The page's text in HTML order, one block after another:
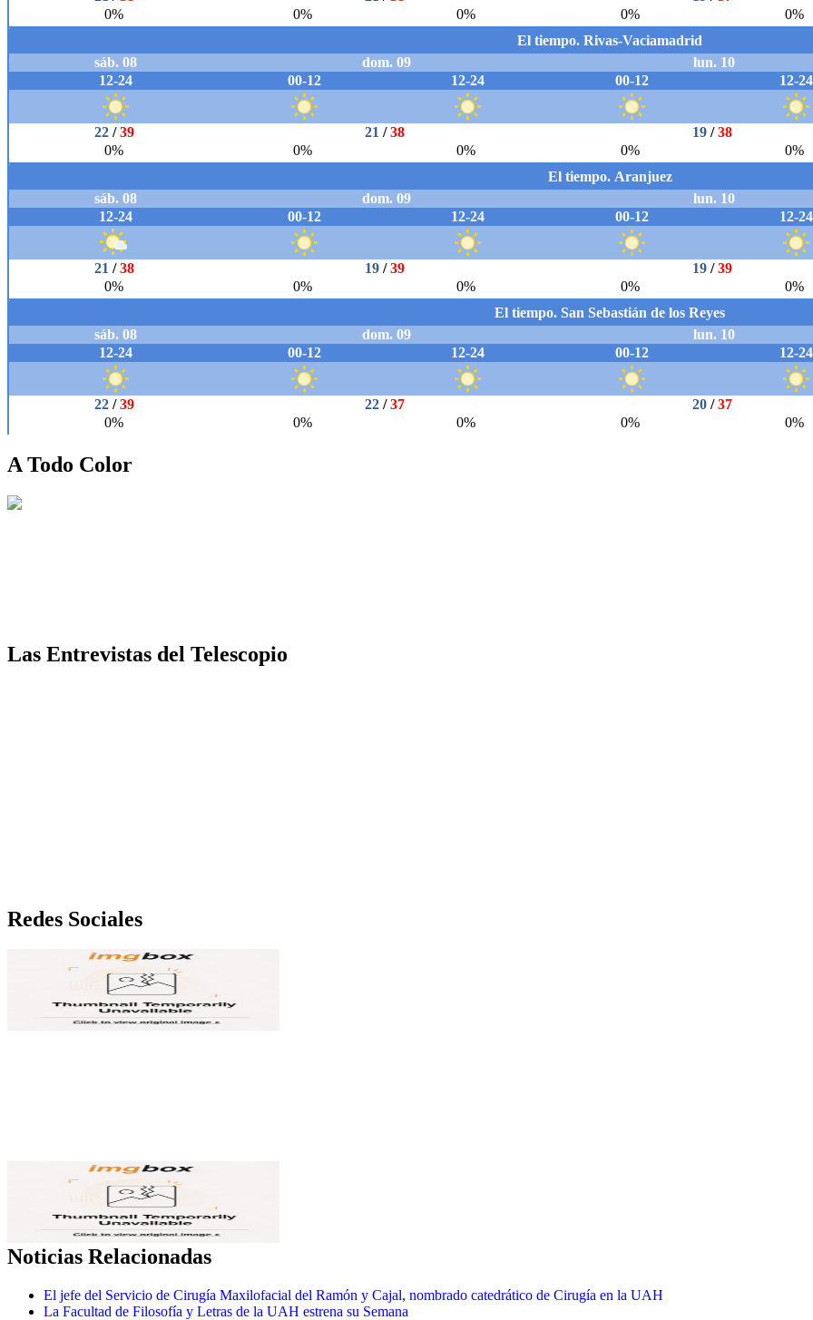
A Todo Color
Las Entrevistas del Telescopio
Redes Sociales
Noticias Relacionadas
El jefe del Servicio de Cirugía Maxilofacial del Ramón y Cajal, nombrado catedrático de Cirugía en la UAH
La Facultad de Filosofía y Letras de la UAH estrena su Semana